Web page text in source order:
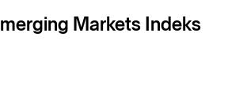
Markets Indeks